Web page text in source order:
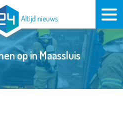
op in Maassluis